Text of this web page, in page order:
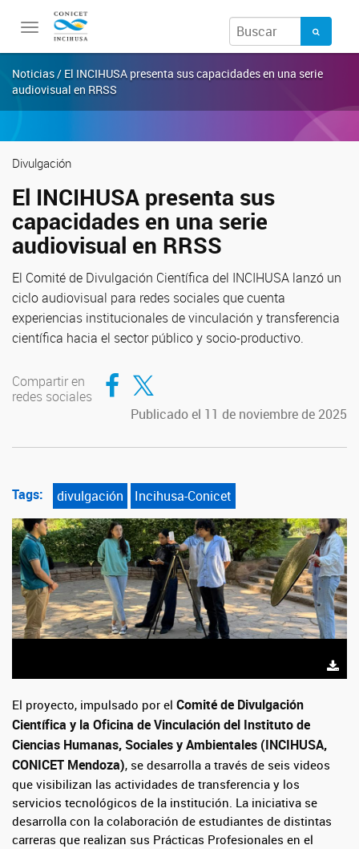
Toggle
navigation
Noticias / El INCIHUSA presenta sus capacidades en una serie
audiovisual en RRSS
Divulgación
El INCIHUSA presenta sus
capacidades en una serie
audiovisual en RRSS
El Comité de Divulgación Científica del INCIHUSA lanzó un
ciclo audiovisual para redes sociales que cuenta
experiencias institucionales de vinculación y transferencia
científica hacia el sector público y socio-productivo.
Compartir en
redes sociales
Compartir en Facebook
Compartir en Twitter
Publicado el 11 de noviembre de 2025
Tags: divulgación Incihusa-Conicet
El proyecto, impulsado por el Comité de Divulgación
Científica y la Oficina de Vinculación del Instituto de
Ciencias Humanas, Sociales y Ambientales (INCIHUSA,
CONICET Mendoza), se desarrolla a través de seis videos
que visibilizan las actividades de transferencia y los
servicios tecnológicos de la institución. La iniciativa se
desarrolla con la colaboración de estudiantes de distintas
carreras que realizan sus Prácticas Profesionales en el